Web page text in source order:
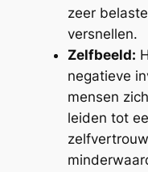
zeer
versnellen.
Zelfbeeld:
negatieve
mensen
leiden tot